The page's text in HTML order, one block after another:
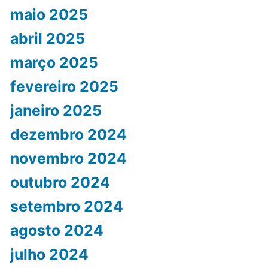
maio 2025
abril 2025
março 2025
fevereiro 2025
janeiro 2025
dezembro 2024
novembro 2024
outubro 2024
setembro 2024
agosto 2024
julho 2024